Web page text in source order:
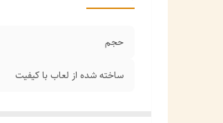
حجم
ساخته شده از لعاب با کیفیت